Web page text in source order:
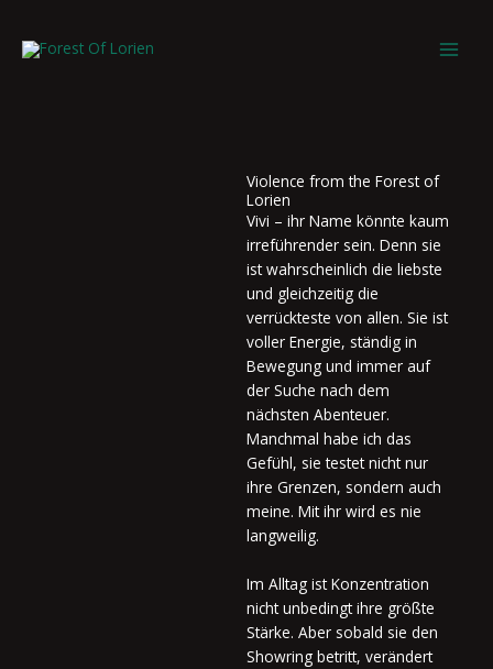
springen
Violence from the Forest of
Lorien
Vivi – ihr Name könnte kaum
irreführender sein. Denn sie
ist wahrscheinlich die liebste
und gleichzeitig die
verrückteste von allen. Sie ist
voller Energie, ständig in
Bewegung und immer auf
der Suche nach dem
nächsten Abenteuer.
Manchmal habe ich das
Gefühl, sie testet nicht nur
ihre Grenzen, sondern auch
meine. Mit ihr wird es nie
langweilig.
Im Alltag ist Konzentration
nicht unbedingt ihre größte
Stärke. Aber sobald sie den
Showring betritt, verändert